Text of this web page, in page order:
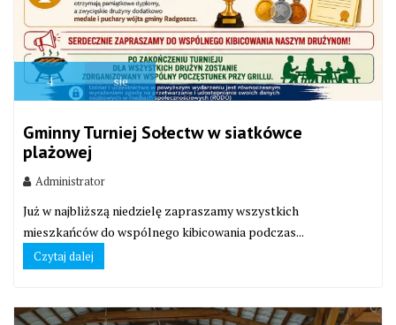
4 sie
Gminny Turniej Sołectw w siatkówce
plażowej
Administrator
Już w najbliższą niedzielę zapraszamy wszystkich
mieszkańców do wspólnego kibicowania podczas...
Czytaj dalej